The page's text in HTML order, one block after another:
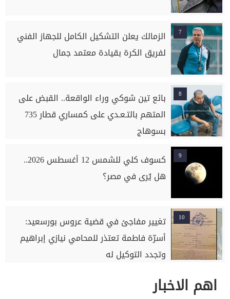
7
الزمالك يعلن التشكيل الكامل للجهاز الفني
لفريق الكرة بقيادة معتمد جمال
8
بائع تين شوكي وراء الواقعة.. القبض على
المتهم بالتـعـدي على كمساري قطار 735
بسوهاج
9
كسوف كلي للشمس 12 أغسطس 2026..
هل يُرى في مصر؟
10
تغيير مفاجئ في قضية عروس بورسعيد:
أسرّة فاطمة تعتذر للمحامي نيازي إبراهيم
وتجدد التوكيل له
اهم الاخبار